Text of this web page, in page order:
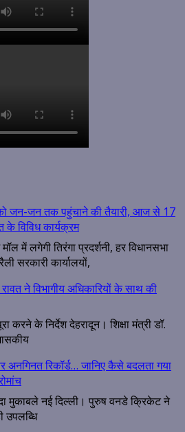
को जन-जन तक पहुंचाने की तैयारी, आज से 17
विविध कार्यक्रम
में लगेगी तिरंगा प्रदर्शनी, हर विधानसभा
सरकारी कार्यालयों,
रावत ने विभागीय अधिकारियों के साथ की
करने के निर्देश देहरादून। शिक्षा मंत्री डॉ.
रिकॉर्ड… जानिए कैसे बदलता गया
मुकाबले नई दिल्ली। पुरुष वनडे क्रिकेट ने
उपलब्धि